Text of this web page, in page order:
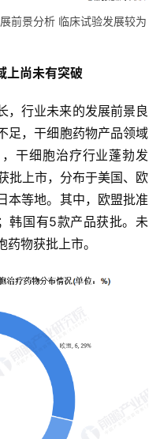
册
前景分析 临床试验发展较为
上尚未有突破
，行业未来的发展前景良
足，干细胞药物产品领域
干细胞治疗行业蓬勃发
批上市，分布于美国、欧
本等地。其中，欧盟批准
韩国有5款产品获批。未
物获批上市。